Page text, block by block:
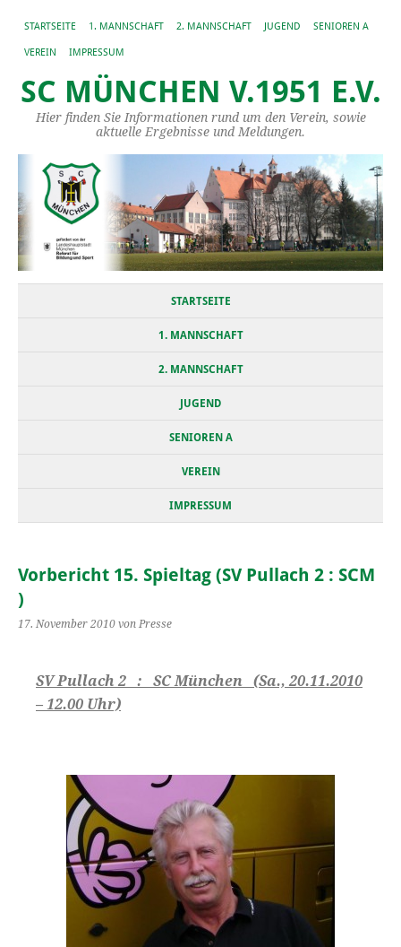
STARTSEITE 1. MANNSCHAFT 2. MANNSCHAFT JUGEND SENIOREN A
VEREIN IMPRESSUM
SC MÜNCHEN V.1951 E.V.
Hier finden Sie Informationen rund um den Verein, sowie
aktuelle Ergebnisse und Meldungen.
STARTSEITE
1. MANNSCHAFT
2. MANNSCHAFT
JUGEND
SENIOREN A
VEREIN
IMPRESSUM
Vorbericht 15. Spieltag (SV Pullach 2 : SCM
)
17. November 2010 von Presse
SV Pullach 2 : SC München (Sa., 20.11.2010
– 12.00 Uhr)